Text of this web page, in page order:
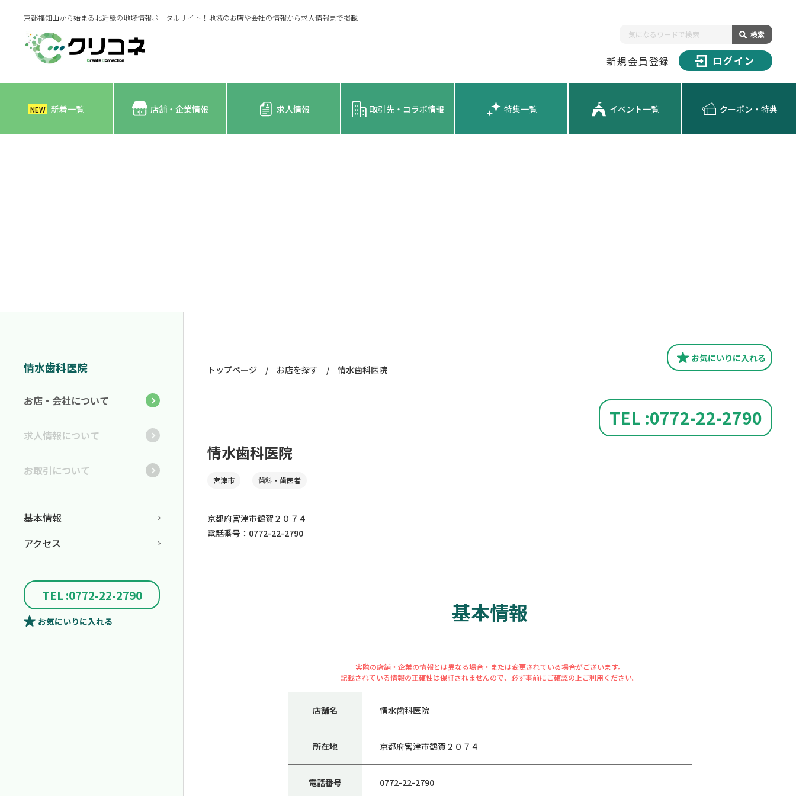
京都福知山から始まる北近畿の地域情報ポータルサイト！地域のお店や会社の情報から求人情報まで掲載
検索
新規会員登録 ログイン
NEW 新着一覧 店舗・企業情報 求人情報 取引先・コラボ情報 特集一覧 イベント一覧 クーポン・特典
トップページ / お店を探す / 情水歯科医院
お気にいりに入れる
TEL :0772-22-2790
情水歯科医院
宮津市 歯科・歯医者
京都府宮津市鶴賀２０７４
電話番号：0772-22-2790
基本情報
実際の店舗・企業の情報とは異なる場合・または変更されている場合がございます。
記載されている情報の正確性は保証されませんので、必ず事前にご確認の上ご利用ください。
店舗名 情水歯科医院
所在地 京都府宮津市鶴賀２０７４
電話番号 0772-22-2790
情水歯科医院
お店・会社について
求人情報について
お取引について
基本情報
アクセス
TEL :0772-22-2790
お気にいりに入れる